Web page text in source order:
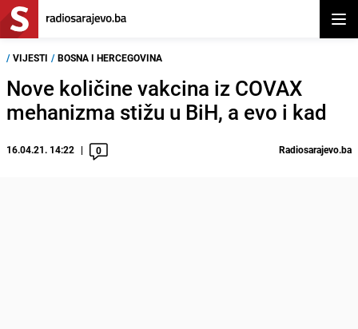
/ VIJESTI / BOSNA I HERCEGOVINA
Nove količine vakcina iz COVAX
mehanizma stižu u BiH, a evo i kad
16.04.21. 14:22 0 Radiosarajevo.ba